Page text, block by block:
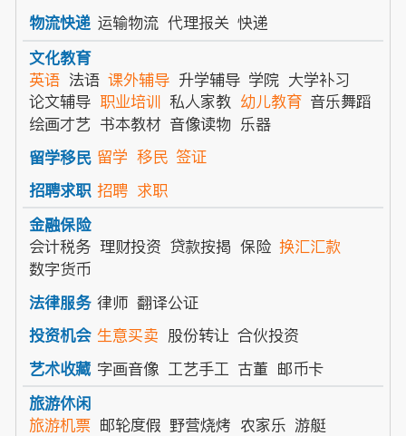
物流快递 运输物流 代理报关 快递
文化教育
英语 法语 课外辅导 升学辅导 学院 大学补习
论文辅导 职业培训 私人家教 幼儿教育 音乐舞蹈
绘画才艺 书本教材 音像读物 乐器
留学移民 留学 移民 签证
招聘求职 招聘 求职
金融保险
会计税务 理财投资 贷款按揭 保险 换汇汇款
数字货币
法律服务 律师 翻译公证
投资机会 生意买卖 股份转让 合伙投资
艺术收藏 字画音像 工艺手工 古董 邮币卡
旅游休闲
旅游机票 邮轮度假 野营烧烤 农家乐 游艇